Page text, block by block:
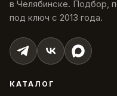
в Челябинске. Подбор,
под ключ с 2013 года.
КАТАЛОГ